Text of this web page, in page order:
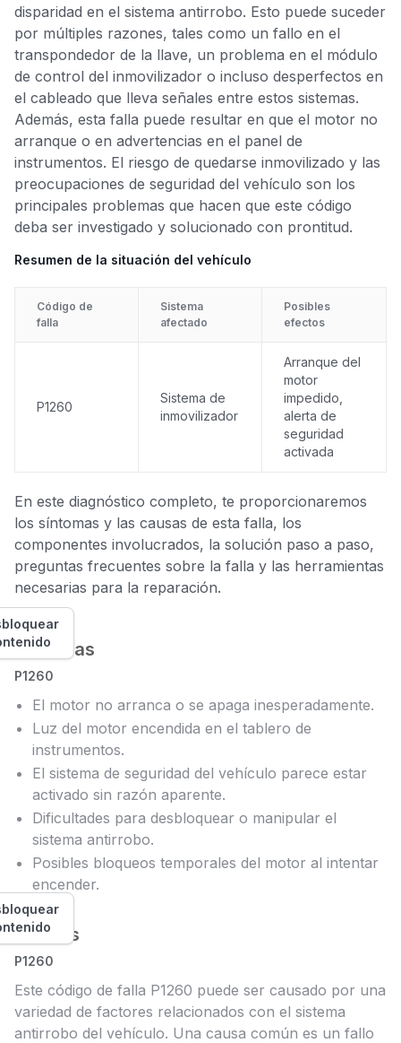
disparidad en el sistema antirrobo. Esto puede suceder
por múltiples razones, tales como un fallo en el
transpondedor de la llave, un problema en el módulo
de control del inmovilizador o incluso desperfectos en
el cableado que lleva señales entre estos sistemas.
Además, esta falla puede resultar en que el motor no
arranque o en advertencias en el panel de
instrumentos. El riesgo de quedarse inmovilizado y las
preocupaciones de seguridad del vehículo son los
principales problemas que hacen que este código
deba ser investigado y solucionado con prontitud.
Resumen de la situación del vehículo
Código de
falla
Sistema
afectado
Posibles
efectos
P1260
Sistema de
inmovilizador
Arranque del
motor
impedido,
alerta de
seguridad
activada
En este diagnóstico completo, te proporcionaremos
los síntomas y las causas de esta falla, los
componentes involucrados, la solución paso a paso,
preguntas frecuentes sobre la falla y las herramientas
necesarias para la reparación.
Síntomas
P1260
El motor no arranca o se apaga inesperadamente.
Luz del motor encendida en el tablero de
instrumentos.
El sistema de seguridad del vehículo parece estar
activado sin razón aparente.
Dificultades para desbloquear o manipular el
sistema antirrobo.
Posibles bloqueos temporales del motor al intentar
encender.
Causas
P1260
Este código de falla P1260 puede ser causado por una
variedad de factores relacionados con el sistema
antirrobo del vehículo. Una causa común es un fallo